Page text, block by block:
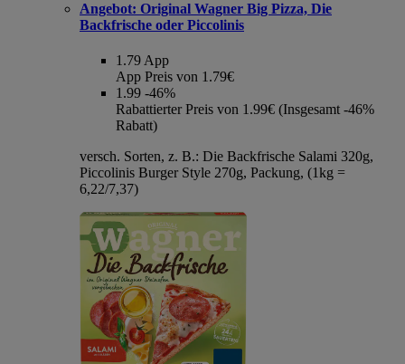
Angebot: Original Wagner Big Pizza, Die
Backfrische oder Piccolinis
1.79App
App Preis von 1.79€
1.99 -46%
Rabattierter Preis von 1.99€ (Insgesamt -46%
Rabatt)
versch. Sorten, z. B.: Die Backfrische Salami 320g,
Piccolinis Burger Style 270g, Packung, (1kg =
6,22/7,37)